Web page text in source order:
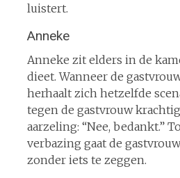
luistert.
Anneke
Anneke zit elders in de
dieet. Wanneer de
herhaalt zich hetzelfde
tegen de gastvrouw
aarzeling: “Nee, bedankt.”
verbazing gaat de
zonder iets te zeggen.